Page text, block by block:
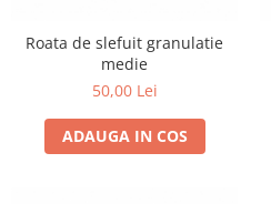
Roata de slefuit granulatie
medie
50,00 Lei
ADAUGA IN COS